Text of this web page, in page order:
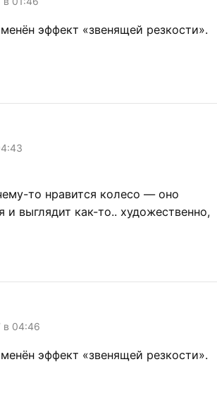
эффект «звенящей резкости».
то нравится колесо — оно
и выглядит как-то.. художественно,
в 04:46
эффект «звенящей резкости».